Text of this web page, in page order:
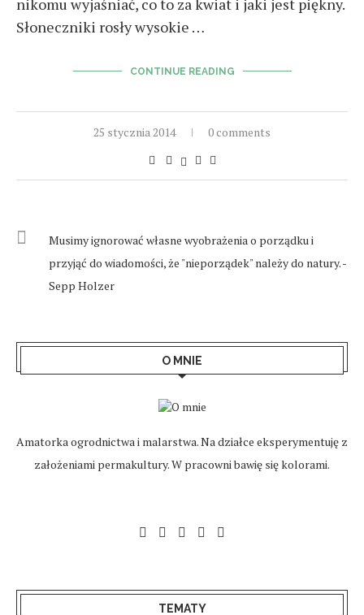
nikomu wyjaśniać, co to za kwiat i jaki jest piękny.
Słoneczniki rosły wysokie …
CONTINUE READING
25 stycznia 2014 0 comments
Musimy ignorować własne wyobrażenia o porządku i
przyjąć do wiadomości, że "nieporządek" należy do natury. -
Sepp Holzer
O MNIE
Amatorka ogrodnictwa i malarstwa. Na działce eksperymentuję z
założeniami permakultury. W pracowni bawię się kolorami.
TEMATY